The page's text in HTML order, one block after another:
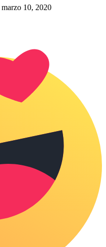
marzo 10, 2020